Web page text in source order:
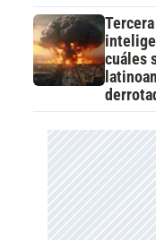
cuáles